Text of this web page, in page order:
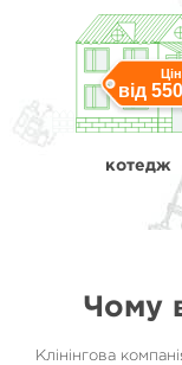
від
котедж
Чому
Клінінгова